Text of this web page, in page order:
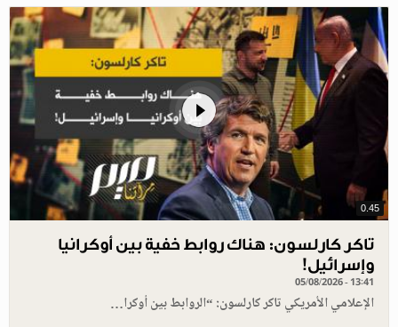
0.45
تاكر كارلسون: هناك روابط خفية بين أوكرانيا
وإسرائيل!
05/08/2026 - 13:41
الإعلامي الأمريكي تاكر كارلسون: “الروابط بين أوكرا…